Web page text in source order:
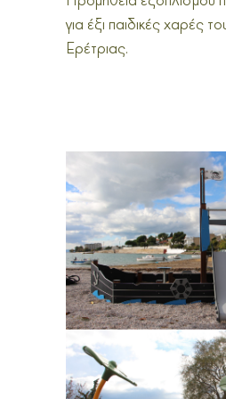
για έξι παιδικές χαρές
Ερέτριας.